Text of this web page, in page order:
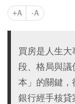
+A -A
買房是人生
段、格局與
本」的關鍵
銀行經手核